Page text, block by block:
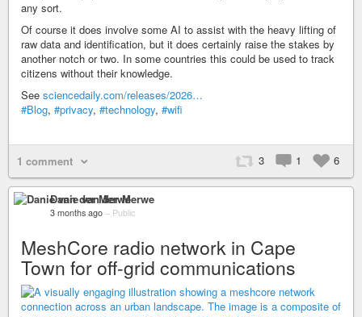
any sort.
Of course it does involve some AI to assist with the heavy lifting of
raw data and identification, but it does certainly raise the stakes by
another notch or two. In some countries this could be used to track
citizens without their knowledge.
See sciencedaily.com/releases/2026…
#Blog, #privacy, #technology, #wifi
3 1 6
1 comment
Danie van der Merwe
3 months ago – Public
MeshCore radio network in Cape
Town for off-grid communications